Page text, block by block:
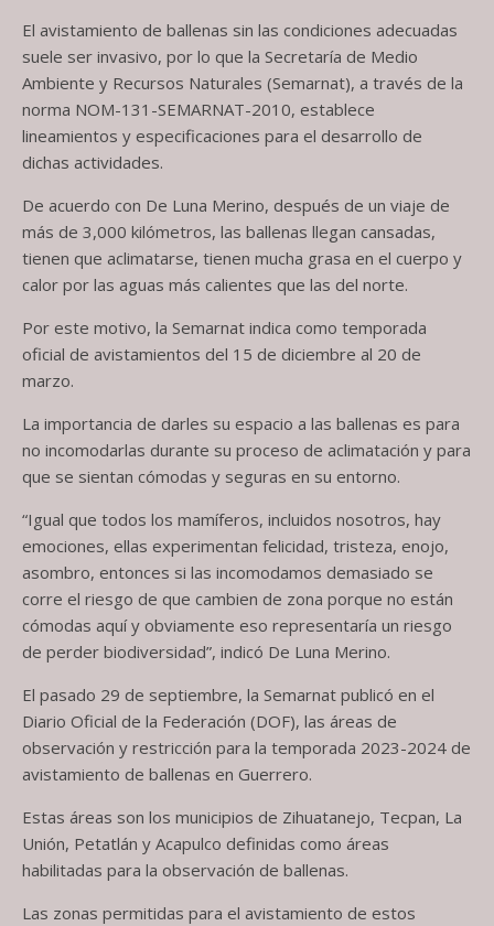
El avistamiento de ballenas sin las condiciones adecuadas
suele ser invasivo, por lo que la Secretaría de Medio
Ambiente y Recursos Naturales (Semarnat), a través de la
norma NOM-131-SEMARNAT-2010, establece
lineamientos y especificaciones para el desarrollo de
dichas actividades.
De acuerdo con De Luna Merino, después de un viaje de
más de 3,000 kilómetros, las ballenas llegan cansadas,
tienen que aclimatarse, tienen mucha grasa en el cuerpo y
calor por las aguas más calientes que las del norte.
Por este motivo, la Semarnat indica como temporada
oficial de avistamientos del 15 de diciembre al 20 de
marzo.
La importancia de darles su espacio a las ballenas es para
no incomodarlas durante su proceso de aclimatación y para
que se sientan cómodas y seguras en su entorno.
“Igual que todos los mamíferos, incluidos nosotros, hay
emociones, ellas experimentan felicidad, tristeza, enojo,
asombro, entonces si las incomodamos demasiado se
corre el riesgo de que cambien de zona porque no están
cómodas aquí y obviamente eso representaría un riesgo
de perder biodiversidad”, indicó De Luna Merino.
El pasado 29 de septiembre, la Semarnat publicó en el
Diario Oficial de la Federación (DOF), las áreas de
observación y restricción para la temporada 2023-2024 de
avistamiento de ballenas en Guerrero.
Estas áreas son los municipios de Zihuatanejo, Tecpan, La
Unión, Petatlán y Acapulco definidas como áreas
habilitadas para la observación de ballenas.
Las zonas permitidas para el avistamiento de estos